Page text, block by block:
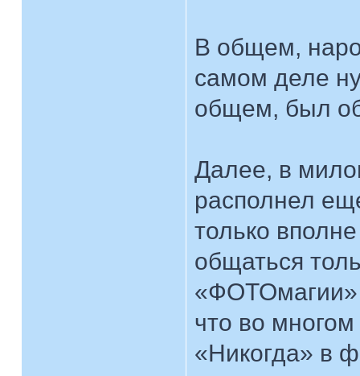
В общем,
самом деле
общем, был
Далее, в
располнел
только
общаться
«ФОТОмагии»
что во многом
«Никогда» в